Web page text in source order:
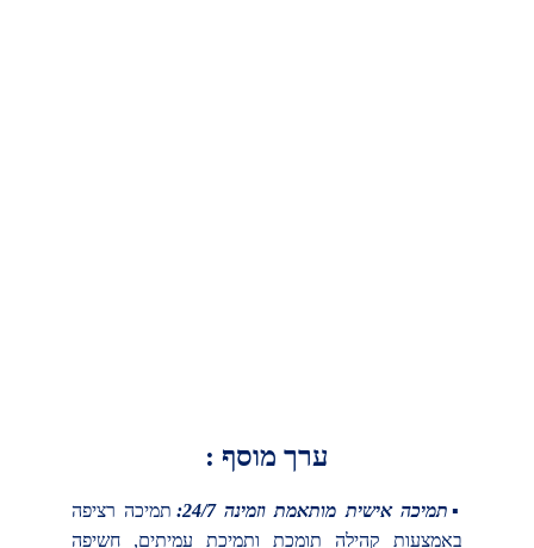
ערך מוסף :
▪תמיכה אישית מותאמת וזמינה 24/7:
תמיכה רציפה
באמצעות קהילה תומכת ותמיכת עמיתים, חשיפה